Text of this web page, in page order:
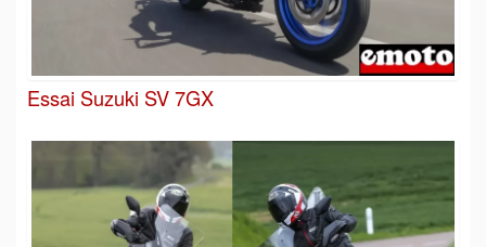
Essai Suzuki SV 7GX